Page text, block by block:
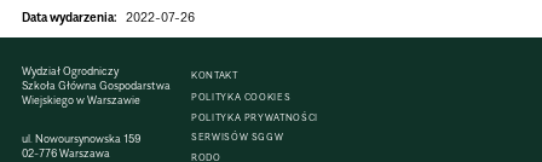
Data wydarzenia: 2022-07-26
Wydział Ogrodniczy
Szkoła Główna Gospodarstwa
Wiejskiego w Warszawie
ul. Nowoursynowska 159
02-776 Warszawa
KONTAKT
POLITYKA COOKIES
POLITYKA PRYWATNOŚCI
SERWISÓW SGGW
RODO